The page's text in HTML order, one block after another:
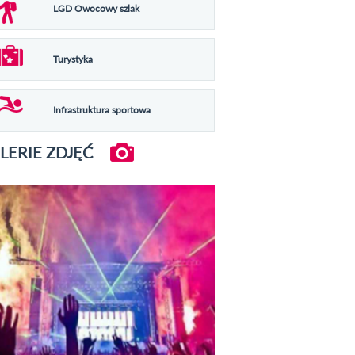
LGD Owocowy szlak
Turystyka
Infrastruktura sportowa
ZDJĘĆ